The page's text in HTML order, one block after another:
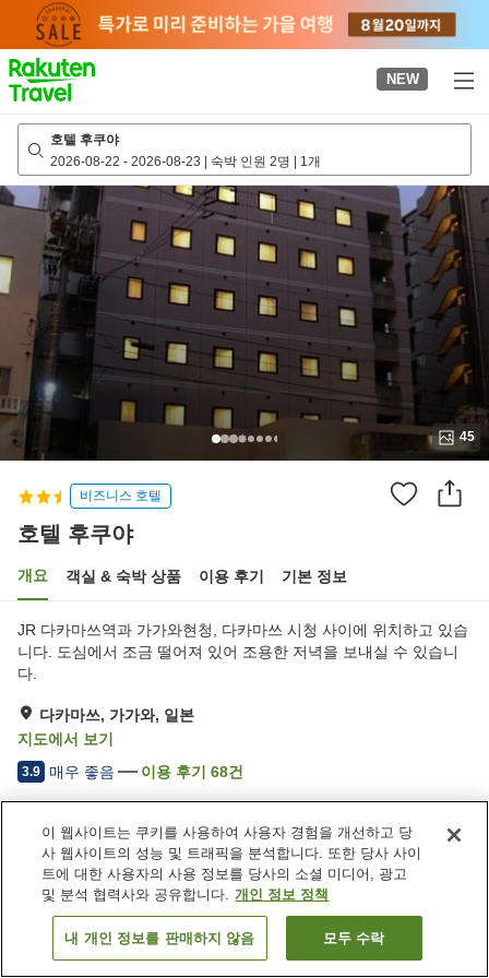
page
NEW
호텔 후쿠야
2026-08-22 - 2026-08-23 | 숙박 인원 2명 | 1개
45
비즈니스 호텔
호텔 후쿠야
개요 객실 & 숙박 상품 이용 후기 기본 정보
JR 다카마쓰역과 가가와현청, 다카마쓰 시청 사이에 위치하고 있습
니다. 도심에서 조금 떨어져 있어 조용한 저녁을 보내실 수 있습니
다.
다카마쓰, 가가와, 일본
지도에서 보기
3.9 매우 좋음 이용 후기 68건
숙소 편의 시설/서비스
주차장
스파 / 미용실
레스토랑
카페
일본 가가와 다카마쓰 호텔 후쿠야
객실 보기
이 웹사이트는 쿠키를 사용하여 사용자 경험을 개선하고 당
사 웹사이트의 성능 및 트래픽을 분석합니다. 또한 당사 사이
트에 대한 사용자의 사용 정보를 당사의 소셜 미디어, 광고
및 분석 협력사와 공유합니다. 개인 정보 정책
내 개인 정보를 판매하지 않음 모두 수락